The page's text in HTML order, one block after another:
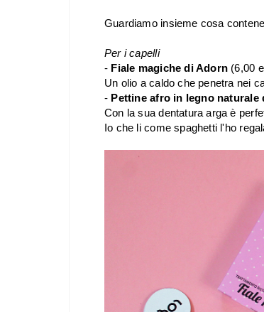
Guardiamo insieme cosa
Per i capelli
- Fiale magiche di Adorn (6,00
Un olio a caldo che penetra nei
- Pettine afro in legno naturale
Con la sua dentatura arga è
Io che li come spaghetti l'ho